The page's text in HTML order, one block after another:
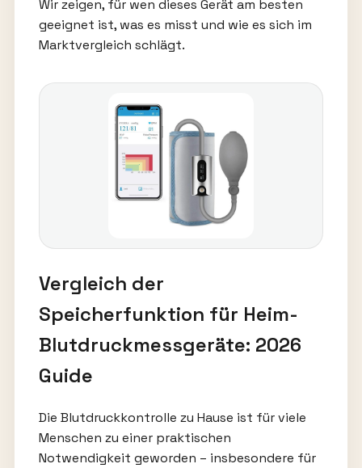
Wir zeigen, für wen dieses Gerät am besten
geeignet ist, was es misst und wie es sich im
Marktvergleich schlägt.
Vergleich der
Speicherfunktion für Heim-
Blutdruckmessgeräte: 2026
Guide
Die Blutdruckkontrolle zu Hause ist für viele
Menschen zu einer praktischen
Notwendigkeit geworden – insbesondere für